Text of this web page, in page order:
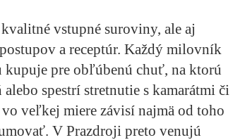
vstupné suroviny, ale aj
a receptúr. Každý milovník
pre obľúbenú chuť, na ktorú
spestrí stretnutie s kamarátmi či
veľkej miere závisí najmä od toho
V Prazdroji preto venujú